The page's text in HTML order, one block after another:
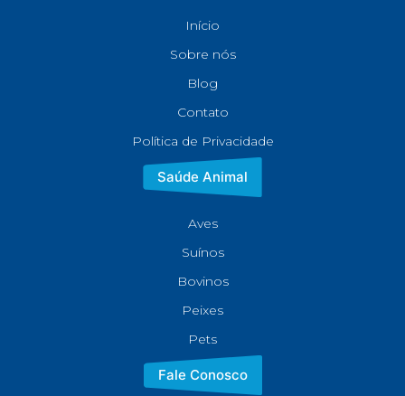
Início
Sobre nós
Blog
Contato
Política de Privacidade
Saúde Animal
Aves
Suínos
Bovinos
Peixes
Pets
Fale Conosco